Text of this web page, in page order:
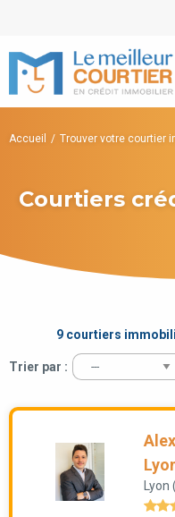
Accueil Trouver votre courtier
Courtiers
9 courtiers
Trier par :